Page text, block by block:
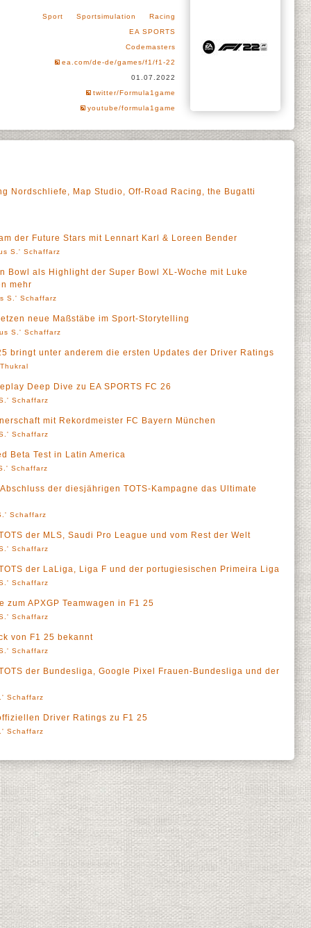
Sport Sportsimulation
Racing
EA SPORTS
Codemasters
ea.com/de-de/games/f1/f1-22
01.07.2022
twitter/Formula1game
youtube/formula1game
Nordschliefe, Map Studio, Off-Road Racing, the Bugatti
der Future Stars mit Lennart Karl & Loreen Bender
S.' Schaffarz
Bowl als Highlight der Super Bowl XL-Woche mit Luke
mehr
S.' Schaffarz
neue Maßstäbe im Sport-Storytelling
S.' Schaffarz
bringt unter anderem die ersten Updates der Driver Ratings
Deep Dive zu EA SPORTS FC 26
Schaffarz
mit Rekordmeister FC Bayern München
Schaffarz
Beta Test in Latin America
Schaffarz
der diesjährigen TOTS-Kampagne das Ultimate
Schaffarz
der MLS, Saudi Pro League und vom Rest der Welt
Schaffarz
der LaLiga, Liga F und der portugiesischen Primeira Liga
Schaffarz
zum APXGP Teamwagen in F1 25
Schaffarz
von F1 25 bekannt
Schaffarz
der Bundesliga, Google Pixel Frauen-Bundesliga und der
Schaffarz
Driver Ratings zu F1 25
Schaffarz